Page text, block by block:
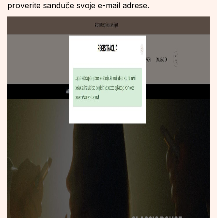
proverite sanduče svoje e-mail adrese.